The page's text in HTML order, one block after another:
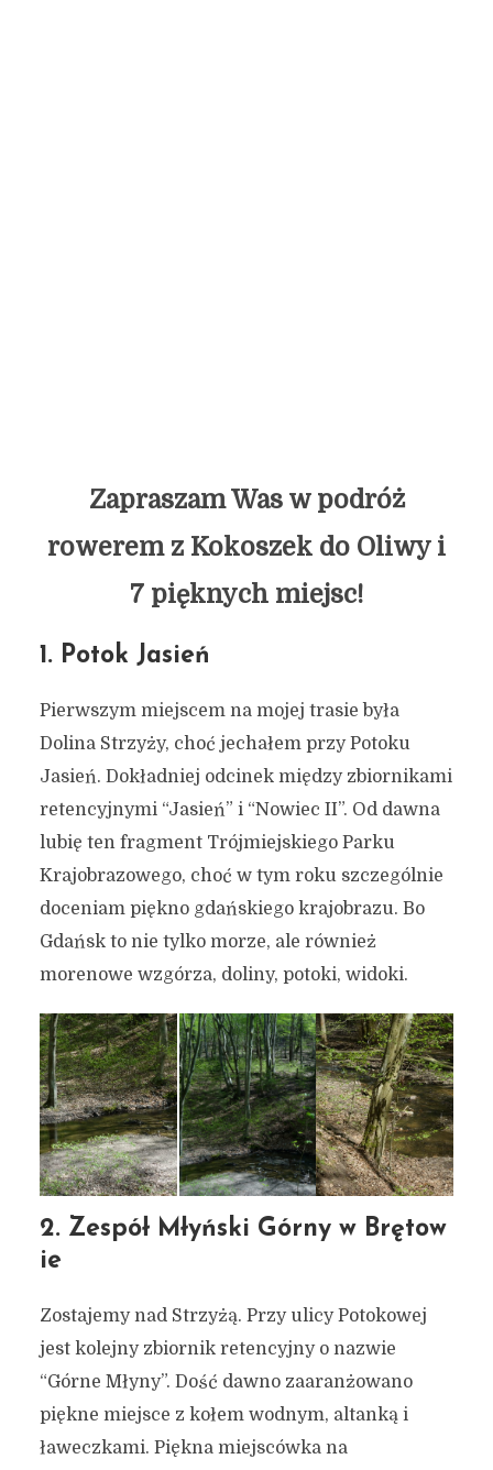
Zapraszam Was w podróż
rowerem z Kokoszek do Oliwy i
7 pięknych miejsc!
1. Potok Jasień
Pierwszym miejscem na mojej trasie była
Dolina Strzyży, choć jechałem przy Potoku
Jasień. Dokładniej odcinek między zbiornikami
retencyjnymi “Jasień” i “Nowiec II”. Od dawna
lubię ten fragment Trójmiejskiego Parku
Krajobrazowego, choć w tym roku szczególnie
doceniam piękno gdańskiego krajobrazu. Bo
Gdańsk to nie tylko morze, ale również
morenowe wzgórza, doliny, potoki, widoki.
2. Zespół Młyński Górny w Brętow
ie
Zostajemy nad Strzyżą. Przy ulicy Potokowej
jest kolejny zbiornik retencyjny o nazwie
“Górne Młyny”. Dość dawno zaaranżowano
piękne miejsce z kołem wodnym, altanką i
ławeczkami. Piękna miejscówka na